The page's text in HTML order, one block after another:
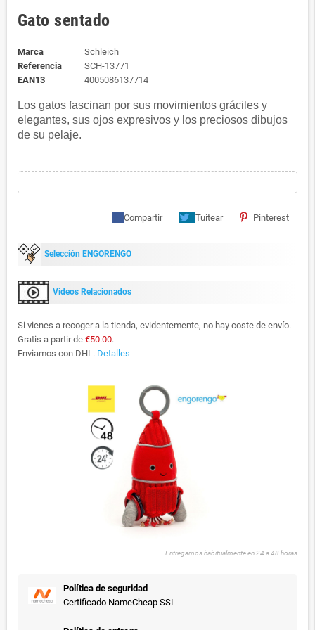
Gato sentado
Marca
Schleich
Referencia
SCH-13771
EAN13
4005086137714
Los gatos fascinan por sus movimientos gráciles y
elegantes, sus ojos expresivos y los preciosos dibujos
de su pelaje.
Compartir Tuitear Pinterest
Selección ENGORENGO
Videos Relacionados
Si vienes a recoger a la tienda, evidentemente, no hay coste de envío.
Gratis a partir de €50.00.
Enviamos con DHL. Detalles
Entregamos habitualmente en 24 a 48 horas
Política de seguridad
Certificado NameCheap SSL